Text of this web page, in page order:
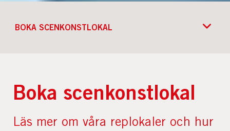
BOKA SCENKONSTLOKAL
Boka scenkonstlokal
Läs mer om våra replokaler och hur